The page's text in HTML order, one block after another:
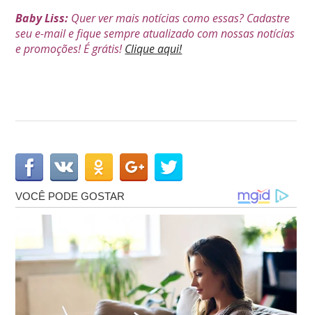
Baby Liss: Quer ver mais notícias como essas? Cadastre
seu e-mail e fique sempre atualizado com nossas notícias
e promoções! É grátis!Clique aqui!